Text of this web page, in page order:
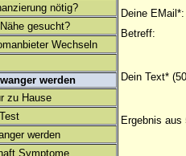
nötig?
gesucht?
Wechseln
werden
zu Hause
werden
Symptome
Deine EMail*:
Betreff:
Dein Text*
Ergebnis aus